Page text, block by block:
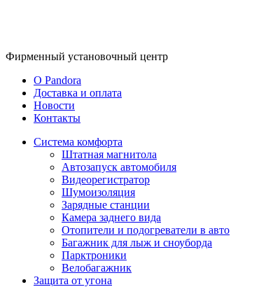
Фирменный установочный центр
O Pandora
Доставка и оплата
Новости
Контакты
Система комфорта
Штатная магнитола
Автозапуск автомобиля
Видеорегистратор
Шумоизоляция
Зарядные станции
Камера заднего вида
Отопители и подогреватели в авто
Багажник для лыж и сноуборда
Парктроники
Велобагажник
Защита от угона